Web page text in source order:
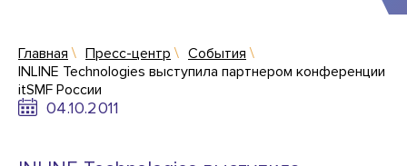
Главная Пресс-центр
События
INLINE Technologies выступила партнером конференции
itSMF России
04.10.2011